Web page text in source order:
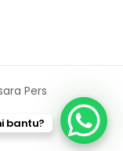
Pers
Pers
bantu?